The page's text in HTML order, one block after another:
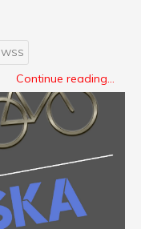
WSS
Continue reading...